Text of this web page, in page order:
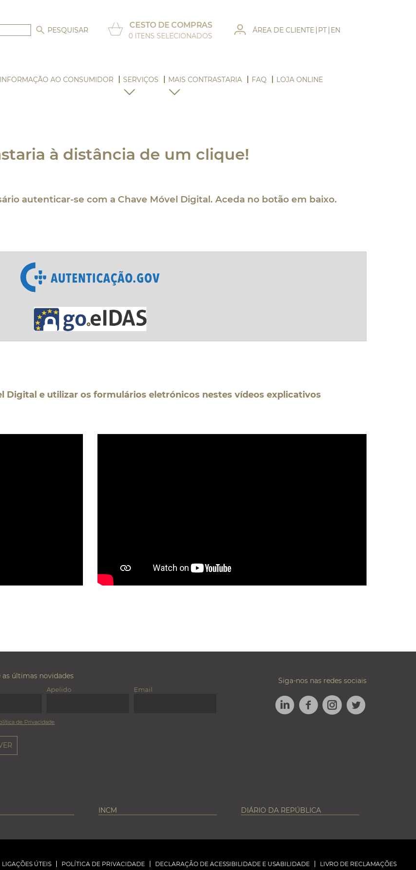
ÁREA DE CLIENTE PT EN
CESTO DE COMPRAS
0 ITENS SELECIONADOS
INFORMAÇÃO AO CONSUMIDOR SERVIÇOS MAIS CONTRASTARIA FAQ LOJA ONLINE
à distância de um clique!
autenticar-se com a Chave Móvel Digital. Aceda no botão em baixo.
Digital e utilizar os formulários eletrónicos nestes vídeos explicativos
últimas novidades
Apelido Email
de Privacidade
Siga-nos nas redes sociais
LINKEDINFACEBOOK
INSTAGRAM
INCM DIÁRIO DA REPÚBLICA
LIGAÇÕES ÚTEIS POLÍTICA DE PRIVACIDADE DECLARAÇÃO DE ACESSIBILIDADE E USABILIDADE LIVRO DE RECLAMAÇÕES